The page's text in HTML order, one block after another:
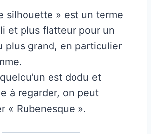
silhouette » est un terme
et plus flatteur pour un
plus grand, en particulier
est dodu et
à regarder, on peut
« Rubenesque ».